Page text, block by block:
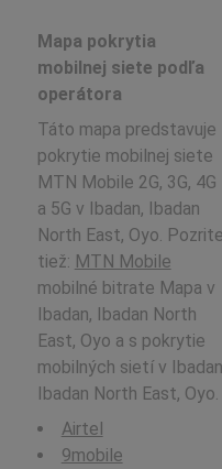
Mapa pokrytia
mobilnej siete podľa
operátora
Táto mapa predstavuje
pokrytie mobilnej siete
MTN Mobile 2G, 3G, 4G
a 5G v Ibadan, Ibadan
North East, Oyo. Pozrite
tiež: MTN Mobile
mobilné bitrate Mapa v
Ibadan, Ibadan North
East, Oyo a s pokrytie
mobilných sietí v
Ibadan North East, Oyo.
Airtel
9mobile